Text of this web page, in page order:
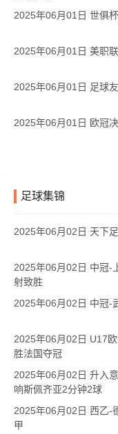
2025年06月01日 世俱
2025年06月01日 美职
2025年06月01日 足球
2025年06月01日 欧冠
足球集锦
2025年06月02日 天下
2025年06月02日 中冠-
射致胜
2025年06月02日 中冠-
2025年06月02日 U17
胜法国夺冠
2025年06月02日 升入
响斯佩齐亚2分钟2球
2025年06月02日 西乙-
甲